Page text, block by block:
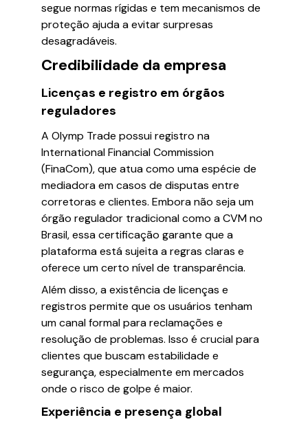
segue normas rígidas e tem mecanismos de
proteção ajuda a evitar surpresas
desagradáveis.
Credibilidade da empresa
Licenças e registro em órgãos
reguladores
A Olymp Trade possui registro na
International Financial Commission
(FinaCom), que atua como uma espécie de
mediadora em casos de disputas entre
corretoras e clientes. Embora não seja um
órgão regulador tradicional como a CVM no
Brasil, essa certificação garante que a
plataforma está sujeita a regras claras e
oferece um certo nível de transparência.
Além disso, a existência de licenças e
registros permite que os usuários tenham
um canal formal para reclamações e
resolução de problemas. Isso é crucial para
clientes que buscam estabilidade e
segurança, especialmente em mercados
onde o risco de golpe é maior.
Experiência e presença global